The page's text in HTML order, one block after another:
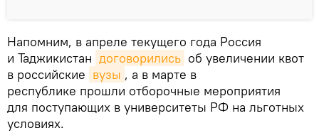
Напомним, в апреле текущего года Россия
и Таджикистан договорились об увеличении квот
в российские вузы , а в марте в
республике прошли отборочные мероприятия
для поступающих в университеты РФ на льготных
условиях.